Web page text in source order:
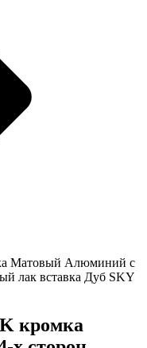
Матовый Алюминий с
лак вставка Дуб SKY
кромка